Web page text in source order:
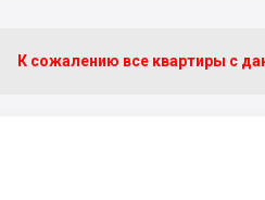
К сожалению все квартиры c